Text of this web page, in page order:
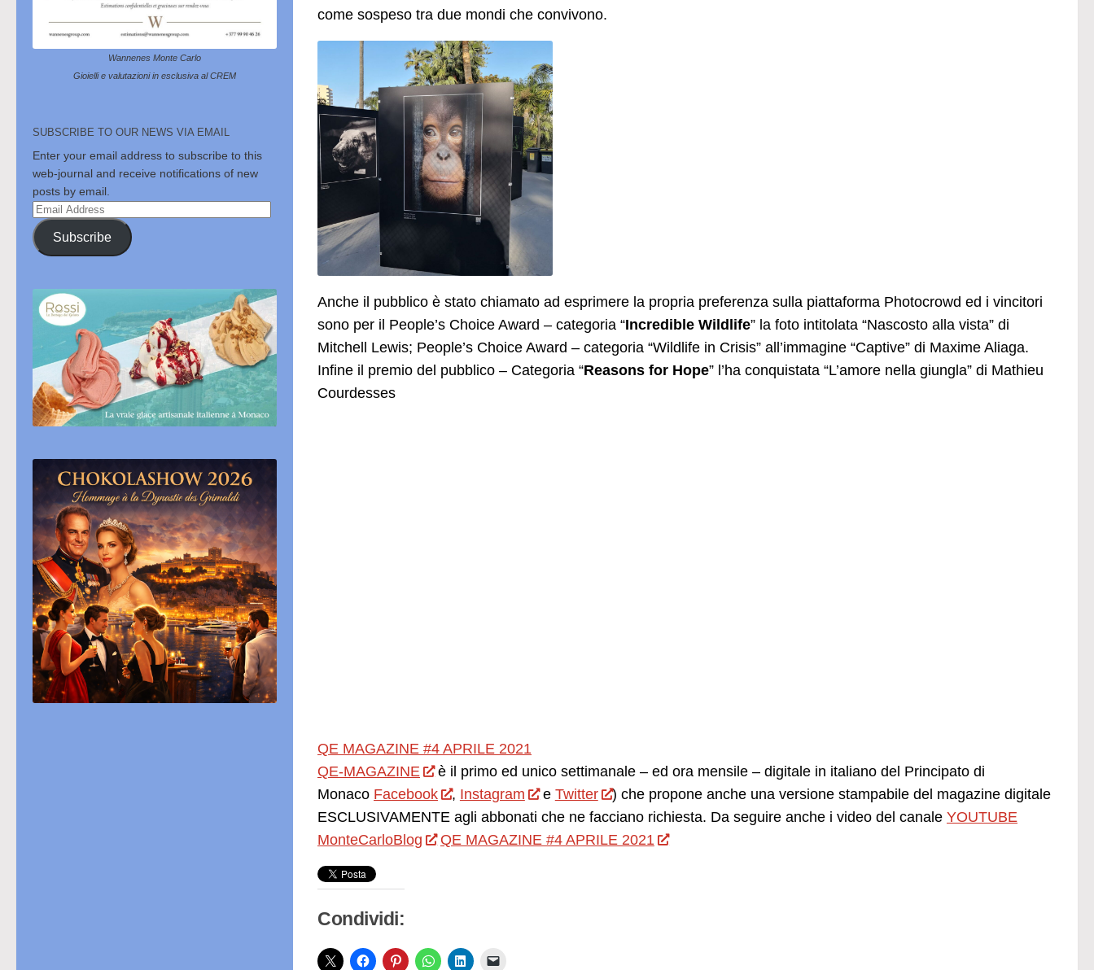
come sospeso tra due mondi che convivono.
Anche il pubblico è stato chiamato ad esprimere la propria preferenza sulla piattaforma Photocrowd ed i vincitori
sono per il People’s Choice Award – categoria “Incredible Wildlife” la foto intitolata “Nascosto alla vista” di
Mitchell Lewis; People’s Choice Award – categoria “Wildlife in Crisis” all’immagine “Captive” di Maxime Aliaga.
Infine il premio del pubblico – Categoria “Reasons for Hope” l’ha conquistata “L’amore nella giungla” di Mathieu
Courdesses
QE MAGAZINE #4 APRILE 2021
QE-MAGAZINE
è il primo ed unico settimanale – ed ora mensile – digitale in italiano del Principato di
Monaco Facebook , Instagram e Twitter
) che propone anche una versione stampabile del magazine digitale
ESCLUSIVAMENTE agli abbonati che ne facciano richiesta. Da seguire anche i video del canale YOUTUBE
MonteCarloBlog
QE MAGAZINE #4 APRILE 2021
Condividi:
Wannenes Monte Carlo
Gioielli e valutazioni in esclusiva al CREM
SUBSCRIBE TO OUR NEWS VIA EMAIL
Enter your email address to subscribe to this
web-journal and receive notifications of new
posts by email.
Email
Address
Subscribe